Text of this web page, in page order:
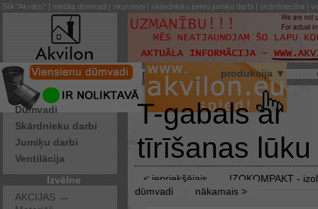
SIA "Akvilon" | metāla dūmvadi | skursteņi | skārdnieku jumtu jumiķu darbi | skārdniecība |
par mums produkcija ▼
Pakalpojumi
Dūmvadi
Skārdnieku darbi
Jumiķu darbi
Ventilācija
Izvēlne
AKCIJAS →
T-gabals ar
tīrīšanas lūku
< iepriekšējais
IZOKOMPAKT -
dūmvadi
nākamais >